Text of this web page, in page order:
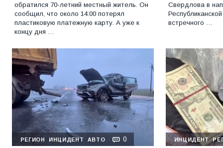
обратился 70-летний местный житель. Он
сообщил, что около 14:00 потерял
пластиковую платежную карту. А уже к
концу дня …
Свердлова в
встречного …
РЕГИОН ИНЦИДЕНТ АВТО 0 ИНЦИДЕНТ